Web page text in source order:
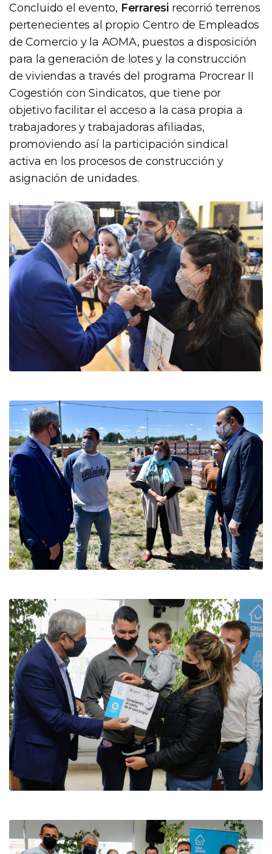
Concluido el evento, Ferraresi recorrió terrenos
pertenecientes al propio Centro de Empleados
de Comercio y la AOMA, puestos a disposición
para la generación de lotes y la construcción
de viviendas a través del programa Procrear II
Cogestión con Sindicatos, que tiene por
objetivo facilitar el acceso a la casa propia a
trabajadores y trabajadoras afiliadas,
promoviendo así la participación sindical
activa en los procesos de construcción y
asignación de unidades.